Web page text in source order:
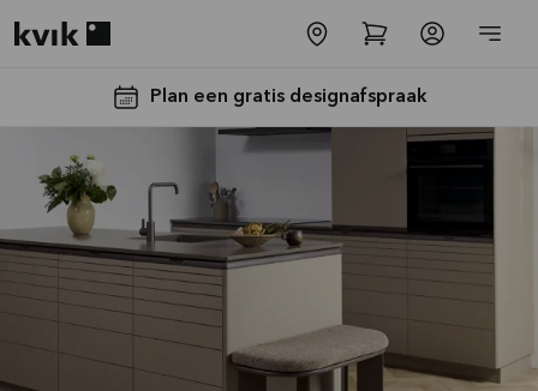
Plan een gratis designafspraak
Tot €5000,-
GRATIS